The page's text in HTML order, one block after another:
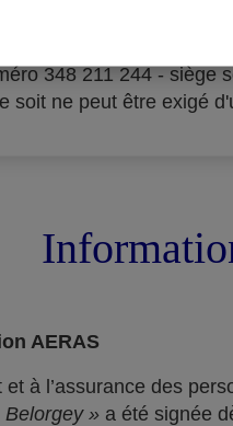
par l'organisme
348 211 244 - siège
soit ne peut être exigé
AERAS
à l’assurance des
Belorgey » a été signée